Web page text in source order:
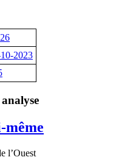
même
l’Ouest